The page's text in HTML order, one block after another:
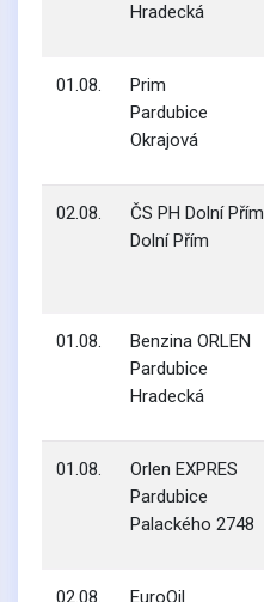
Hradecká
01.08.
Prim
Pardubice
Okrajová
02.08.
ČS PH Dolní Přím
Dolní Přím
01.08.
Benzina ORLEN
Pardubice
Hradecká
01.08.
Orlen EXPRES
Pardubice
Palackého 2748
02.08.
EuroOil